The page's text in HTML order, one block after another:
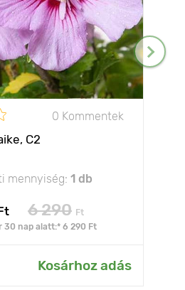
0 Kommentek
С2
mennyiség: 1 db
6 290 Ft
30 nap alatt:* 6 290 Ft
Kosárhoz adás